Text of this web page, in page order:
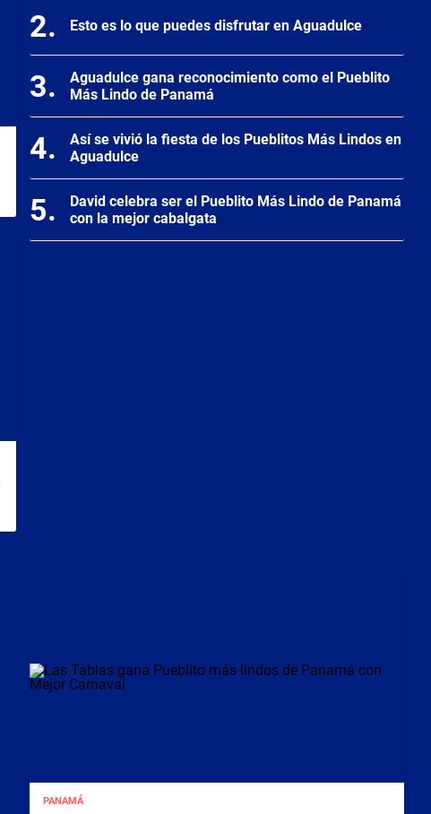
Esto es lo que puedes disfrutar en Aguadulce
Aguadulce gana reconocimiento como el Pueblito
Más Lindo de Panamá
Así se vivió la fiesta de los Pueblitos Más Lindos en
Aguadulce
David celebra ser el Pueblito Más Lindo de Panamá
con la mejor cabalgata
PANAMÁ